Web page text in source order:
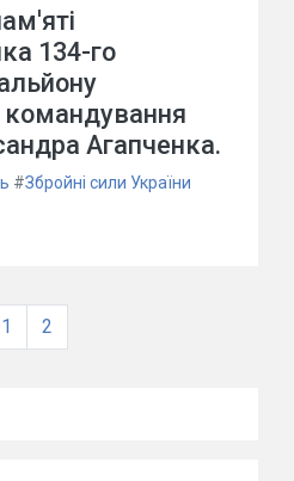
134-го
командування
Агапченка.
#Збройні сили України
1 2